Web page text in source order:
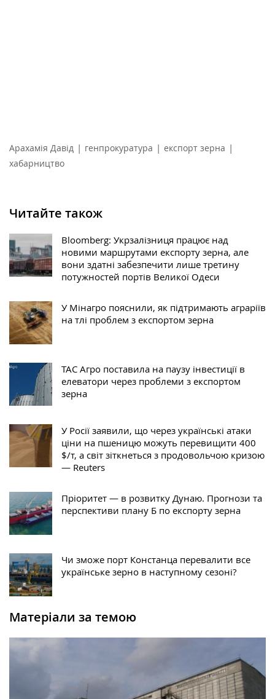
Арахамія Давід | генпрокуратура | експорт зерна |
хабарництво
Читайте також
Bloomberg: Укрзалізниця працює над
новими маршрутами експорту зерна, але
вони здатні забезпечити лише третину
потужностей портів Великої Одеси
У Мінагро пояснили, як підтримають аграріїв
на тлі проблем з експортом зерна
ТАС Агро поставила на паузу інвестиції в
елеватори через проблеми з експортом
зерна
У Росії заявили, що через українські атаки
ціни на пшеницю можуть перевищити 400
$/т, а світ зіткнеться з продовольчою кризою
— Reuters
Пріоритет — в розвитку Дунаю. Прогнози та
перспективи плану Б по експорту зерна
Чи зможе порт Констанца перевалити все
українське зерно в наступному сезоні?
Матеріали за темою